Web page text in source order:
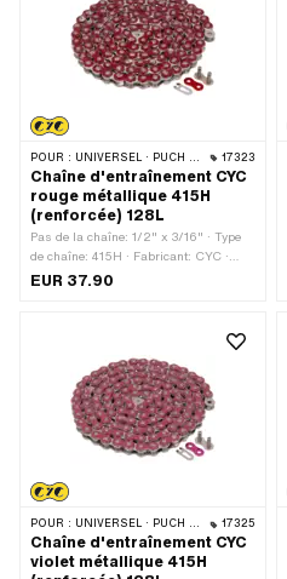
POUR : UNIVERSEL · PUCH · SACHS · PONY / CILO (BÊTA 521 & 512) · ZÜNDAPP BELMONDO · TOMOS · BYE BIKE 17323
Chaîne d'entraînement CYC
rouge métallique 415H
(renforcée) 128L
Pas de la chaîne: 1/2" x 3/16" · Type
de chaîne: 415H · Fabricant: CYC ·
Matériau: Acier · Surface: verni ·
1626 mm · Type de cadenas à chaîne:
EUR 37.90
POUR : UNIVERSEL · PUCH · SACHS · PONY / CILO (BÊTA 521 & 512) · ZÜNDAPP BELMONDO · TOMOS · BYE BIKE 17325
Chaîne d'entraînement CYC
violet métallique 415H